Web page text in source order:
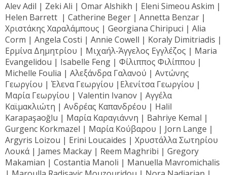
Alev Adil | Zeki Ali | Omar Alshikh | Eleni Simeou Askim |
Helen Barrett | Catherine Beger | Annetta Benzar |
Χριστάκης Χαραλάμπους | Georgiana Chiripuci | Alia
Corm | Angela Costi | Annie Cowell | Koraly Dimitriadis |
Ερμίνα Δημητρίου | Μιχαήλ-Άγγελος Εγγλέζος | Maria
Evangelidou | Isabelle Feng | Φίλιππος Φιλίππου |
Michelle Foulia | Αλεξάνδρα Γαλανού | Αντώνης
Γεωργίου | Έλενα Γεωργίου |Ελενίτσα Γεωργίου |
Μαρία Γεωργίου | Valentin Ivanov | Αγγέλα
Καϊμακλιώτη | Ανδρέας Καπανδρέου | Halil
Karapaşaoğlu | Μαρία Καραγιάννη | Bahriye Kemal |
Gurgenc Korkmazel | Μαρία Κούβαρου | Jorn Lange |
Argyris Loizou | Erini Loucaides | Χρυστάλλα Σωτηρίου
Λουκά | James Mackay | Reem Maghribi | Gregory
Makamian | Costantia Manoli | Manuella Mavromichalis